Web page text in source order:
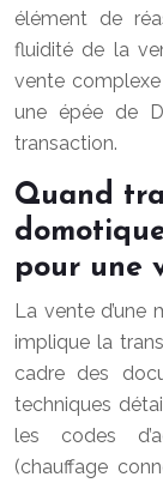
élément de
fluidité de la
vente
une épée de
transaction.
Quand
pour une
La vente d’une
implique la
cadre des
techniques
les codes
(chauffage